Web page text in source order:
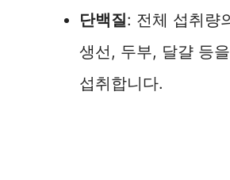
단백질: 전체 섭취량
생선, 두부, 달걀 등
섭취합니다.